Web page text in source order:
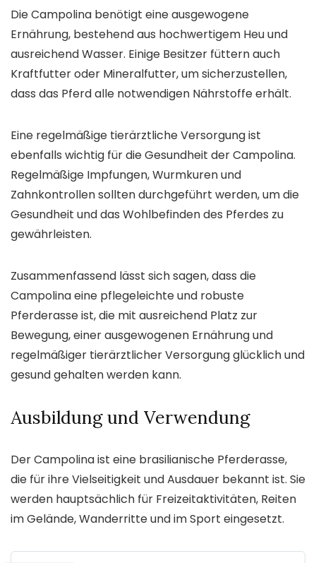
Die Campolina benötigt eine ausgewogene
Ernährung, bestehend aus hochwertigem Heu und
ausreichend Wasser. Einige Besitzer füttern auch
Kraftfutter oder Mineralfutter, um sicherzustellen,
dass das Pferd alle notwendigen Nährstoffe erhält.
Eine regelmäßige tierärztliche Versorgung ist
ebenfalls wichtig für die Gesundheit der Campolina.
Regelmäßige Impfungen, Wurmkuren und
Zahnkontrollen sollten durchgeführt werden, um die
Gesundheit und das Wohlbefinden des Pferdes zu
gewährleisten.
Zusammenfassend lässt sich sagen, dass die
Campolina eine pflegeleichte und robuste
Pferderasse ist, die mit ausreichend Platz zur
Bewegung, einer ausgewogenen Ernährung und
regelmäßiger tierärztlicher Versorgung glücklich und
gesund gehalten werden kann.
Ausbildung und Verwendung
Der Campolina ist eine brasilianische Pferderasse,
die für ihre Vielseitigkeit und Ausdauer bekannt ist. Sie
werden hauptsächlich für Freizeitaktivitäten, Reiten
im Gelände, Wanderritte und im Sport eingesetzt.